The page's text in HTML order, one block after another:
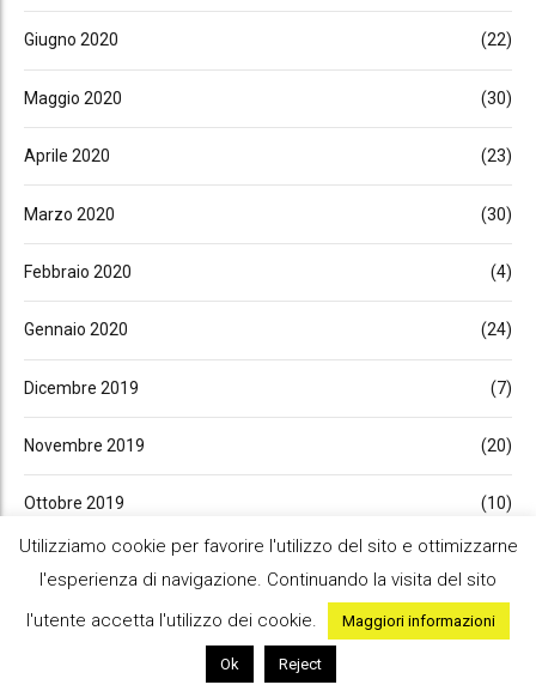
Giugno 2020 (22)
Maggio 2020 (30)
Aprile 2020 (23)
Marzo 2020 (30)
Febbraio 2020 (4)
Gennaio 2020 (24)
Dicembre 2019 (7)
Novembre 2019 (20)
Ottobre 2019 (10)
Luglio 2019 (23)
Utilizziamo cookie per favorire l'utilizzo del sito e ottimizzarne
l'esperienza di navigazione. Continuando la visita del sito
l'utente accetta l'utilizzo dei cookie.
Maggiori informazioni
Ok Reject